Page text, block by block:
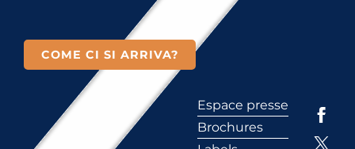
COME CI SI ARRIVA?
Espace presse
Brochures